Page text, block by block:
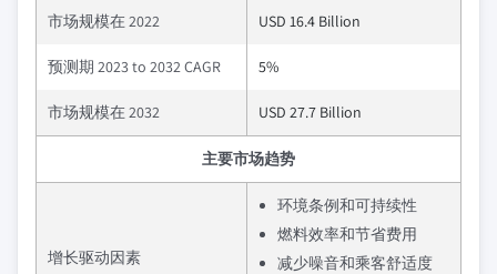
市场规模在 2022 USD 16.4 Billion
预测期 2023 to 2032 CAGR 5%
市场规模在 2032 USD 27.7 Billion
主要市场趋势
增长驱动因素
环境条例和可持续性
燃料效率和节省费用
减少噪音和乘客舒适度